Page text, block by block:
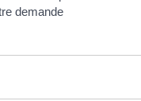
demande